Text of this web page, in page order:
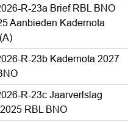
R-23a Brief RBL BNO
Aanbieden Kadernota
R-23b Kadernota 2027
R-23c Jaarverlslag
RBL BNO